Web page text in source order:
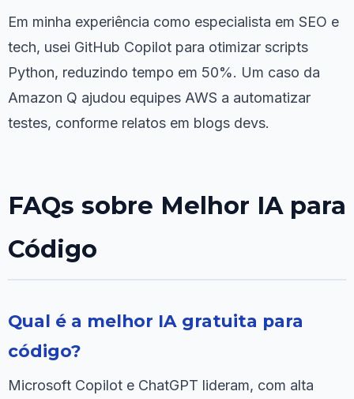
Em minha experiência como especialista em SEO e
tech, usei GitHub Copilot para otimizar scripts
Python, reduzindo tempo em 50%. Um caso da
Amazon Q ajudou equipes AWS a automatizar
testes, conforme relatos em blogs devs.
FAQs sobre Melhor IA para
Código
Qual é a melhor IA gratuita para
código?
Microsoft Copilot e ChatGPT lideram, com alta